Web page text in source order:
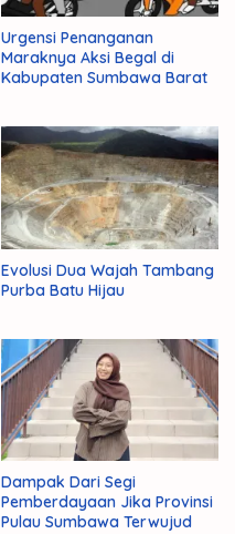
Urgensi Penanganan
Maraknya Aksi Begal di
Kabupaten Sumbawa Barat
Evolusi Dua Wajah Tambang
Purba Batu Hijau
Dampak Dari Segi
Pemberdayaan Jika Provinsi
Pulau Sumbawa Terwujud